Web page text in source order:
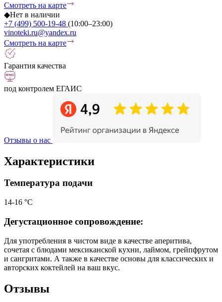
Смотреть на карте
◆Нет в наличии
+7 (499) 500-19-48 (10:00–23:00)
vinoteki.ru@yandex.ru
Смотреть на карте
Гарантия качества
под контролем ЕГАИС
Отзывы о нас
Характеристики
Температура подачи
14-16 °С
Дегустационное сопровождение:
Для употребления в чистом виде в качестве аперитива,
сочетая с блюдами мексиканской кухни, лаймом, грейпфрутом
и сангритами. А также в качестве основы для классических и
авторских коктейлей на ваш вкус.
Отзывы